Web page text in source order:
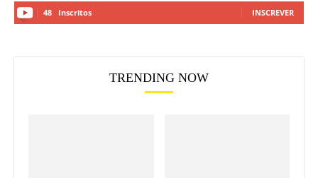
48 Inscritos INSCREVER
TRENDING NOW